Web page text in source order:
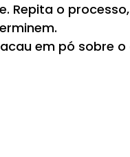
Repita o
em pó sobre